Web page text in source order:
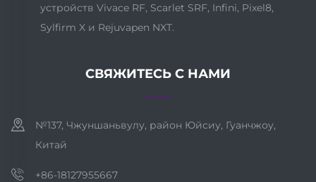
устройств Vivace RF, Scarlet SRF, Infini, Pixel8,
Sylfirm X и Rejuvapen NXT.
СВЯЖИТЕСЬ С НАМИ
№137, Чжуншаньвулу, район Юйсиу, Гуанчжоу,
Китай
+86-18127955667